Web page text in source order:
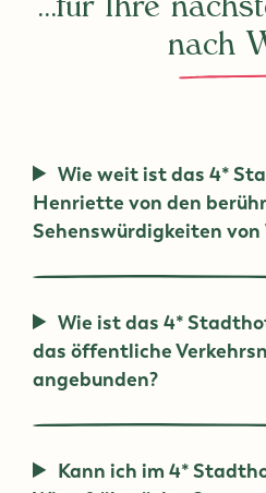
...für Ihre
nach
Wie weit ist das 4*
Henriette von den
Sehenswürdigkeiten
Wie ist das 4*
das öffentliche
angebunden?
Kann ich im 4*